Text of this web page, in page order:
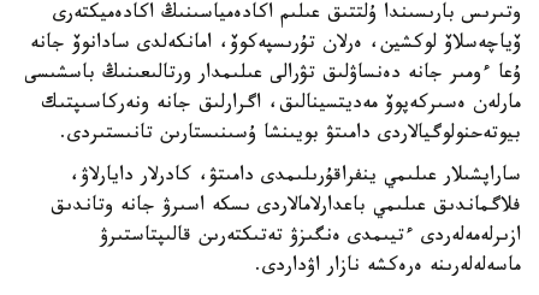
وتىرىس بارىسىندا ۇلتتىق عىلىم اكادەمياسىنىڭ اكادەميكتەرى
ۆياچەسلاۆ لوكشين، ەرلان تۇرىسپەكوۆ، امانكەلدى سادانوۆ جانە
ۇعا ءومىر جانە دەنساۋلىق تۋرالى عىلىمدار ورتالىعىنىڭ باسشىسى
مارلەن ەسىركەپوۆ مەديتسينالىق، اگرارلىق جانە ونەركاسىپتىك
بيوتەحنولوگيالاردى دامىتۋ بويىنشا ۇسىنىستارىن تانىستىردى.
ساراپشىلار عىلىمي ينفراقۇرىلىمدى دامىتۋ، كادرلار دايارلاۋ،
فلاگماندىق عىلىمي باعدارلامالاردى ىسكە اسىرۋ جانە وتاندىق
ازىرلەمەلەردى ءتيىمدى ەنگىزۋ تەتىكتەرىن قالىپتاستىرۋ
ماسەلەلەرىنە ەرەكشە نازار اۋداردى.